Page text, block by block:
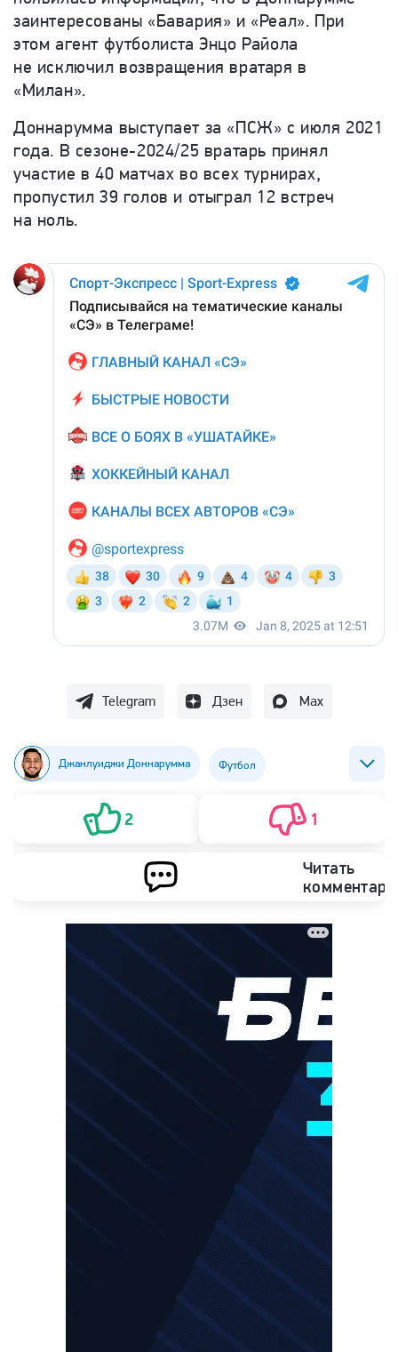
заинтересованы «Бавария» и «Реал». При
этом агент футболиста Энцо Райола
не исключил возвращения вратаря в
«Милан».
Доннарумма выступает за «ПСЖ» с июля 2021
года. В сезоне-2024/25 вратарь принял
участие в 40 матчах во всех турнирах,
пропустил 39 голов и отыграл 12 встреч
на ноль.
Telegram Дзен Max
Джанлуиджи Доннарумма Футбол
ФК ПСЖ (Пари Сен-Жермен)
2 1
Читать